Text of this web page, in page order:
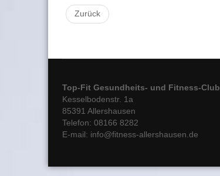
Zurück
Top-Fit Gesundheits- und Fitness-Club
Kesselbodenstr. 1a
85391 Allershausen
Telefon: 08166 8282
E-mail: info@fitness-allershausen.de